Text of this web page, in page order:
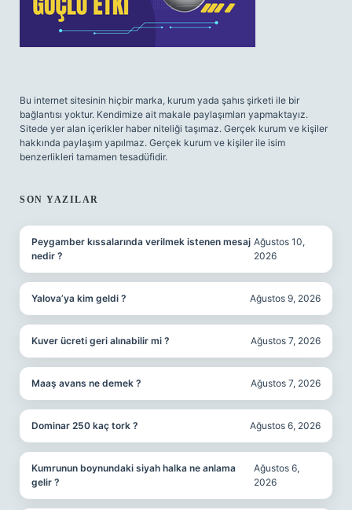
Bu internet sitesinin hiçbir marka, kurum yada şahıs şirketi ile bir
bağlantısı yoktur. Kendimize ait makale paylaşımları yapmaktayız.
Sitede yer alan içerikler haber niteliği taşımaz. Gerçek kurum ve kişiler
hakkında paylaşım yapılmaz. Gerçek kurum ve kişiler ile isim
benzerlikleri tamamen tesadüfidir.
SON YAZILAR
Peygamber kıssalarında verilmek istenen mesaj
nedir ?
Ağustos 10,
2026
Yalova’ya kim geldi ? Ağustos 9, 2026
Kuver ücreti geri alınabilir mi ? Ağustos 7, 2026
Maaş avans ne demek ? Ağustos 7, 2026
Dominar 250 kaç tork ? Ağustos 6, 2026
Kumrunun boynundaki siyah halka ne anlama
gelir ?
Ağustos 6,
2026